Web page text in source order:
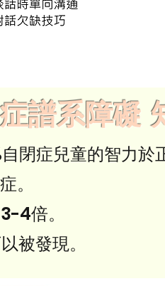
閉症兒童的智力於
。
4倍。
被發現。
譜系障礙